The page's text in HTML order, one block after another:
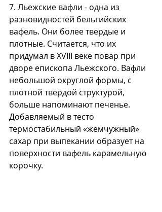
7. Льежские вафли - одна из
разновидностей бельгийских
вафель. Они более твердые и
плотные. Считается, что их
придумал в XVIII веке повар при
дворе епископа Льежского. Вафли
небольшой округлой формы, с
плотной твердой структурой,
больше напоминают печенье.
Добавляемый в тесто
термостабильный «жемчужный»
сахар при выпекании образует на
поверхности вафель карамельную
корочку.